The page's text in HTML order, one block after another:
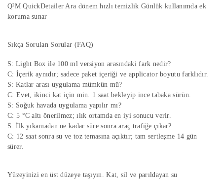
Q²M QuickDetailer Ara dönem hızlı temizlik Günlük kullanımda ek
koruma sunar
Sıkça Sorulan Sorular (FAQ)
S: Light Box ile 100 ml versiyon arasındaki fark nedir?
C: İçerik aynıdır; sadece paket içeriği ve applicator boyutu farklıdır.
S: Katlar arası uygulama mümkün mü?
C: Evet, ikinci kat için min. 1 saat bekleyip ince tabaka sürün.
S: Soğuk havada uygulama yapılır mı?
C: 5 °C altı önerilmez; ılık ortamda en iyi sonucu verir.
S: İlk yıkamadan ne kadar süre sonra araç trafiğe çıkar?
C: 12 saat sonra su ve toz temasına açıktır; tam sertleşme 14 gün
sürer.
Yüzeyinizi en üst düzeye taşıyın. Kat, sil ve parıldayan su